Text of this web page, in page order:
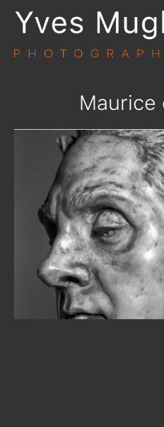
Maurice